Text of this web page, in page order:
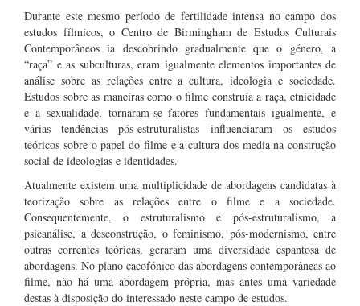
Durante este mesmo período de fertilidade intensa no campo dos
estudos fílmicos, o Centro de Birmingham de Estudos Culturais
Contemporâneos ia descobrindo gradualmente que o género, a
“raça” e as subculturas, eram igualmente elementos importantes de
análise sobre as relações entre a cultura, ideologia e sociedade.
Estudos sobre as maneiras como o filme construía a raça, etnicidade
e a sexualidade, tornaram-se fatores fundamentais igualmente, e
várias tendências pós-estruturalistas influenciaram os estudos
teóricos sobre o papel do filme e a cultura dos media na construção
social de ideologias e identidades.
Atualmente existem uma multiplicidade de abordagens candidatas à
teorização sobre as relações entre o filme e a sociedade.
Consequentemente, o estruturalismo e pós-estruturalismo, a
psicanálise, a desconstrução, o feminismo, pós-modernismo, entre
outras correntes teóricas, geraram uma diversidade espantosa de
abordagens. No plano cacofónico das abordagens contemporâneas ao
filme, não há uma abordagem própria, mas antes uma variedade
destas à disposição do interessado neste campo de estudos.